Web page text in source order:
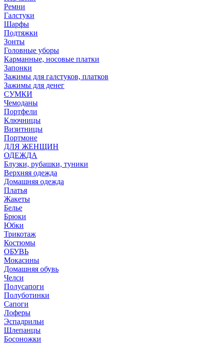
Ремни
Галстуки
Шарфы
Подтяжки
Зонты
Головные уборы
Карманные, носовые платки
Запонки
Зажимы для галстуков, платков
Зажимы для денег
СУМКИ
Чемоданы
Портфели
Ключницы
Визитницы
Портмоне
ДЛЯ ЖЕНЩИН
ОДЕЖДА
Блузки, рубашки, туники
Верхняя одежда
Домашняя одежда
Платья
Жакеты
Белье
Брюки
Юбки
Трикотаж
Костюмы
ОБУВЬ
Мокасины
Домашняя обувь
Челси
Полусапоги
Полуботинки
Сапоги
Лоферы
Эспадрильи
Шлепанцы
Босоножки